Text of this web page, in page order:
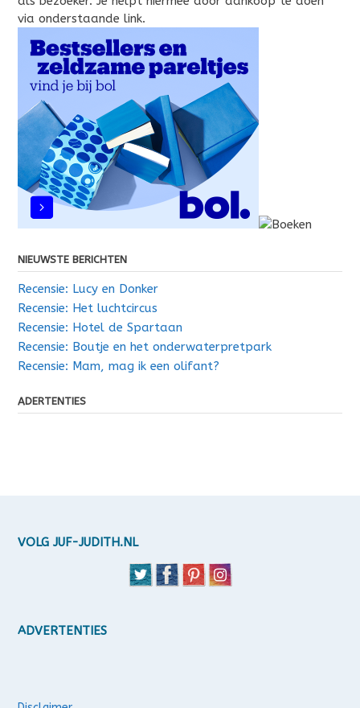
via onderstaande link.
NIEUWSTE BERICHTEN
Recensie: Lucy en Donker
Recensie: Het luchtcircus
Recensie: Hotel de Spartaan
Recensie: Boutje en het onderwaterpretpark
Recensie: Mam, mag ik een olifant?
ADERTENTIES
VOLG JUF-JUDITH.NL
ADVERTENTIES